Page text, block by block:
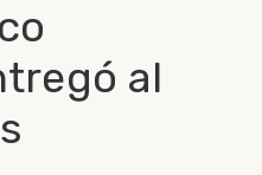
al